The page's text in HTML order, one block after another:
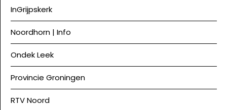
InGrijpskerk
Noordhorn | Info
Ondek Leek
Provincie Groningen
RTV Noord